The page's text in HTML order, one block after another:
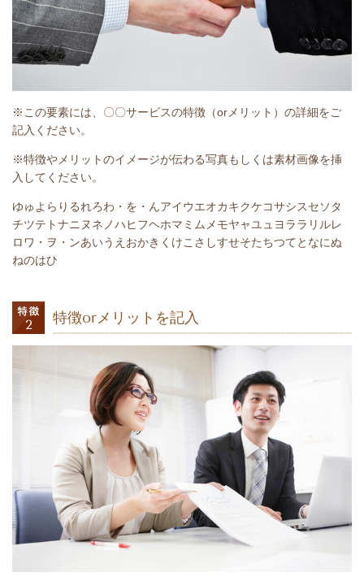
※この要素には、〇〇サービスの特徴（orメリット）の詳細をご
記入ください。
※特徴やメリットのイメージが伝わる写真もしくは素材画像を挿
入してください。
ゆゅよらりるれろわ・を・んアイウエオカキクケコサシスセソタ
チツテトナニヌネノハヒフヘホマミムメモヤャユュヨララリルレ
ロワ・ヲ・ンあいうえおかきくけこさしすせそたちつてとなにぬ
ねのはひ
特徴orメリットを記入